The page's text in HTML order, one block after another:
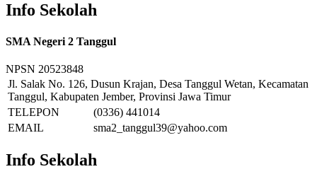
Info Sekolah
SMA Negeri 2 Tanggul
NPSN 20523848
Jl. Salak No. 126, Dusun Krajan, Desa Tanggul Wetan, Kecamatan
Tanggul, Kabupaten Jember, Provinsi Jawa Timur
TELEPON
(0336) 441014
EMAIL
sma2_tanggul39@yahoo.com
Info Sekolah